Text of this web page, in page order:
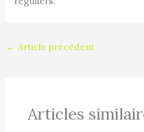
← Article précédent
Articles